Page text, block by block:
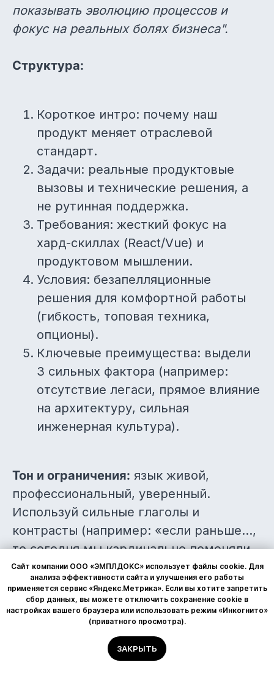
показывать эволюцию процессов и
фокус на реальных болях бизнеса".
Структура:
Короткое интро: почему наш
продукт меняет отраслевой
стандарт.
Задачи: реальные продуктовые
вызовы и технические решения, а
не рутинная поддержка.
Требования: жесткий фокус на
хард-скиллах (React/Vue) и
продуктовом мышлении.
Условия: безапелляционные
решения для комфортной работы
(гибкость, топовая техника,
опционы).
Ключевые преимущества: выдели
3 сильных фактора (например:
отсутствие легаси, прямое влияние
на архитектуру, сильная
инженерная культура).
Тон и ограничения: язык живой,
профессиональный, уверенный.
Используй сильные глаголы и
контрасты (например: «если раньше...,
то сегодня мы кардинально поменяли
подход»). Категорически запрещено
использовать сухой канцелярит,
разговорную фамильярность, воду и
заезженные штампы (никаких
«молодых и дружных коллективов»,
«стрессоустойчивости» или рекламных
Сайт компании ООО «ЭМПЛДОКС» использует файлы cookie. Для
анализа эффективности сайта и улучшения его работы
применяется сервис «Яндекс.Метрика». Если вы хотите запретить
сбор данных, вы можете отключить сохранение cookie в
настройках вашего браузера или использовать режим «Инкогнито»
(приватного просмотра).
ЗАКРЫТЬ